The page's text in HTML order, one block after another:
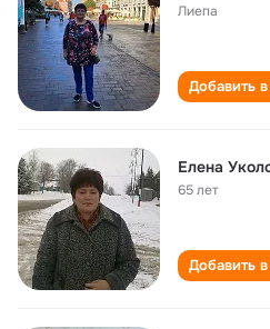
Лиепа
Добавить
Елена
65 лет
Добавить